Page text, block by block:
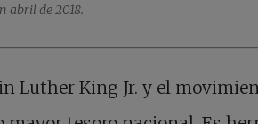
abril de 2018.
Luther King Jr. y el